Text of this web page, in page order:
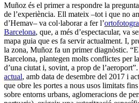
Muñoz és el primer a respondre la
de l’experiència. Ell mateix –tot i que no
d’Hemav– va col·laborar a fer l’
Barcelona, que, a més d’espectacular, va
mapa guia que es fa servir actualment. I,
la zona, Muñoz fa un primer diagnòstic.
Barcelona, plantegen molts conflictes per
d’una ciutat i, sovint, a prop de
actual, amb data de desembre del 2017 i
que obre les portes a nous usos limitats
sobre entorns urbans, aglomeracions de